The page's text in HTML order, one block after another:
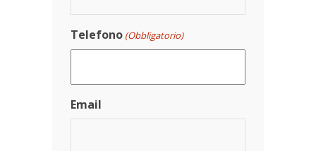
Telefono (Obbligatorio)
Email